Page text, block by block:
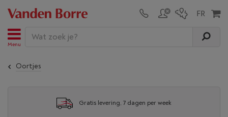
Menu
Oortjes
Gratis levering, 7 dagen per week